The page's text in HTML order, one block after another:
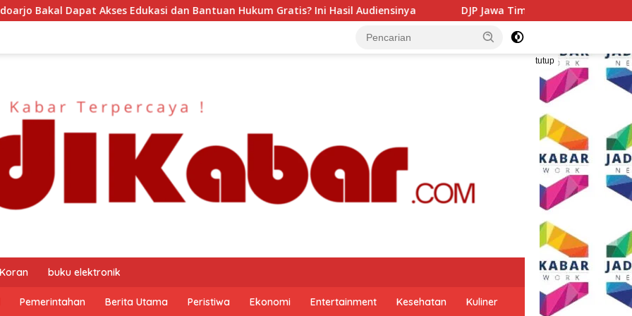
dan Bantuan Hukum Gratis? Ini Hasil Audiensinya DJP Jawa Timur Gandeng GP Ansor Tingkatkan Literasi Pajak dan
tutup
buku elektronik
Pemerintahan Berita Utama Peristiwa Ekonomi Entertainment Kesehatan Kuliner